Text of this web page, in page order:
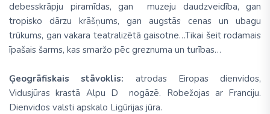
debesskrāpju piramīdas, gan muzeju daudzveidība, gan
tropisko dārzu krāšņums, gan augstās cenas un ubagu
trūkums, gan vakara teatralizētā gaisotne…Tikai šeit rodamais
īpašais šarms, kas smaržo pēc greznuma un turības…
Ģeogrāfiskais stāvoklis: atrodas Eiropas dienvidos,
Vidusjūras krastā Alpu D nogāzē. Robežojas ar Franciju.
Dienvidos valsti apskalo Ligūrijas jūra.